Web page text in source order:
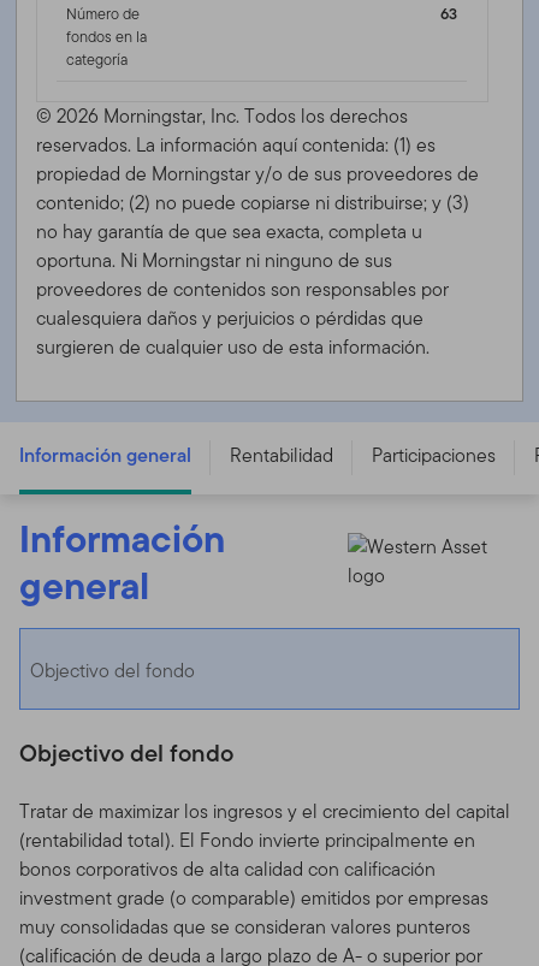
Número de
fondos en la
categoría
63
© 2026 Morningstar, Inc. Todos los derechos
reservados. La información aquí contenida: (1) es
propiedad de Morningstar y/o de sus proveedores de
contenido; (2) no puede copiarse ni distribuirse; y (3)
no hay garantía de que sea exacta, completa u
oportuna. Ni Morningstar ni ninguno de sus
proveedores de contenidos son responsables por
cualesquiera daños y perjuicios o pérdidas que
surgieren de cualquier uso de esta información.
Fund - C USD ACC - IE00B4Y6FK62
Información general Rentabilidad Participaciones
Información
general
Objectivo del fondo
Objectivo del fondo
Tratar de maximizar los ingresos y el crecimiento del capital
(rentabilidad total). El Fondo invierte principalmente en
bonos corporativos de alta calidad con calificación
investment grade (o comparable) emitidos por empresas
muy consolidadas que se consideran valores punteros
(calificación de deuda a largo plazo de A- o superior por